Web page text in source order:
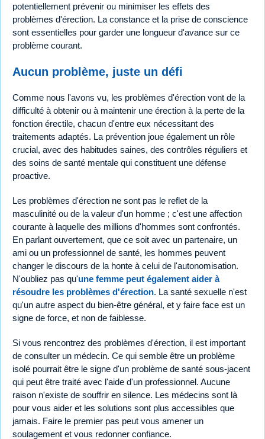
potentiellement prévenir ou minimiser les effets des
problèmes d'érection. La constance et la prise de conscience
sont essentielles pour garder une longueur d'avance sur ce
problème courant.
Aucun problème, juste un défi
Comme nous l'avons vu, les problèmes d'érection vont de la
difficulté à obtenir ou à maintenir une érection à la perte de la
fonction érectile, chacun d'entre eux nécessitant des
traitements adaptés. La prévention joue également un rôle
crucial, avec des habitudes saines, des contrôles réguliers et
des soins de santé mentale qui constituent une défense
proactive.
Les problèmes d'érection ne sont pas le reflet de la
masculinité ou de la valeur d'un homme ; c'est une affection
courante à laquelle des millions d'hommes sont confrontés.
En parlant ouvertement, que ce soit avec un partenaire, un
ami ou un professionnel de santé, les hommes peuvent
changer le discours de la honte à celui de l'autonomisation.
N'oubliez pas qu'une femme peut également aider à
résoudre les problèmes d'érection. La santé sexuelle n'est
qu'un autre aspect du bien-être général, et y faire face est un
signe de force, et non de faiblesse.
Si vous rencontrez des problèmes d'érection, il est important
de consulter un médecin. Ce qui semble être un problème
isolé pourrait être le signe d'un problème de santé sous-jacent
qui peut être traité avec l'aide d'un professionnel. Aucune
raison n'existe de souffrir en silence. Les médecins sont là
pour vous aider et les solutions sont plus accessibles que
jamais. Faire le premier pas peut vous amener un
soulagement et vous redonner confiance.